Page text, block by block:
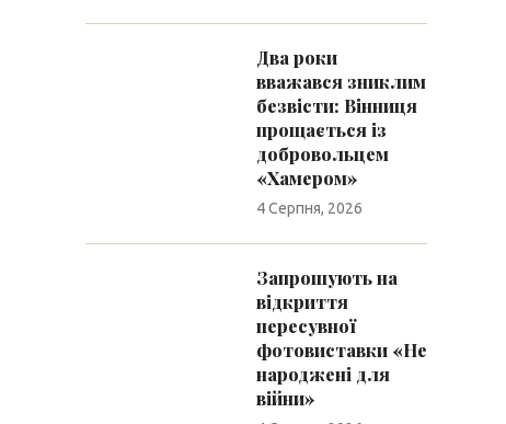
Два роки
вважався зниклим
безвісти: Вінниця
прощається із
добровольцем
«Хамером»
4 Серпня, 2026
Запрошують на
відкриття
пересувної
фотовиставки «Не
народжені для
війни»